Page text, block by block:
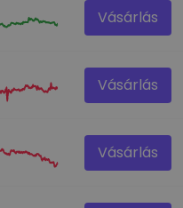
Vásárlás
Vásárlás
Vásárlás